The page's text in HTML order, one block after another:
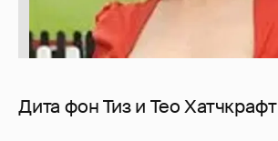
Дита фон Тиз и Тео Хатчкрафт